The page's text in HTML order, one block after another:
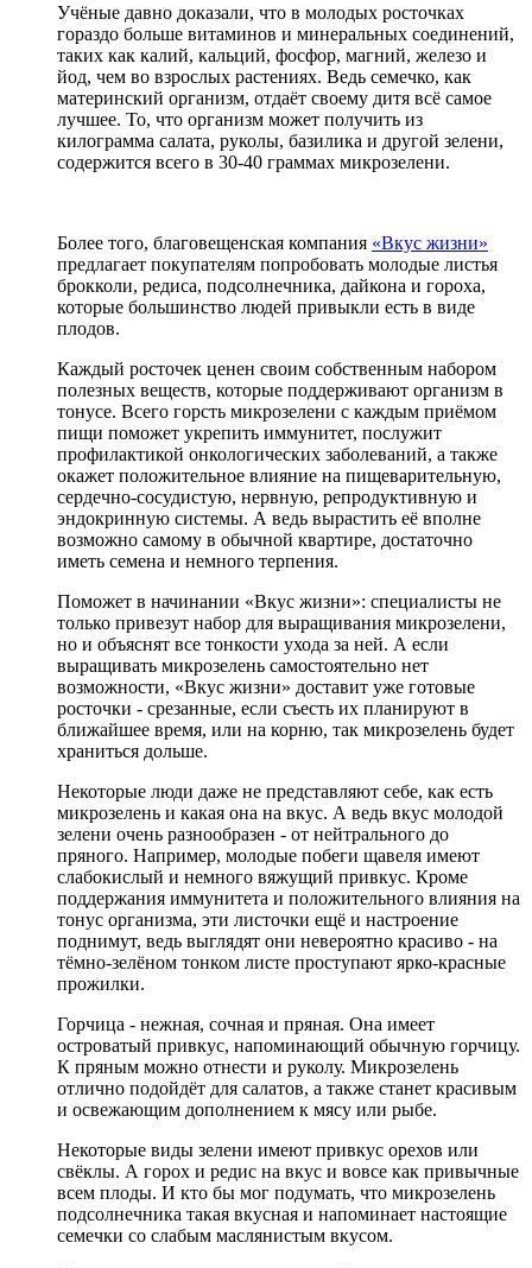
Учёные давно доказали, что в молодых росточках
гораздо больше витаминов и минеральных соединений,
таких как калий, кальций, фосфор, магний, железо и
йод, чем во взрослых растениях. Ведь семечко, как
материнский организм, отдаёт своему дитя всё самое
лучшее. То, что организм может получить из
килограмма салата, руколы, базилика и другой зелени,
содержится всего в 30-40 граммах микрозелени.
Более того, благовещенская компания «Вкус жизни»
предлагает покупателям попробовать молодые листья
брокколи, редиса, подсолнечника, дайкона и гороха,
которые большинство людей привыкли есть в виде
плодов.
Каждый росточек ценен своим собственным набором
полезных веществ, которые поддерживают организм в
тонусе. Всего горсть микрозелени с каждым приёмом
пищи поможет укрепить иммунитет, послужит
профилактикой онкологических заболеваний, а также
окажет положительное влияние на пищеварительную,
сердечно-сосудистую, нервную, репродуктивную и
эндокринную системы. А ведь вырастить её вполне
возможно самому в обычной квартире, достаточно
иметь семена и немного терпения.
Поможет в начинании «Вкус жизни»: специалисты не
только привезут набор для выращивания микрозелени,
но и объяснят все тонкости ухода за ней. А если
выращивать микрозелень самостоятельно нет
возможности, «Вкус жизни» доставит уже готовые
росточки - срезанные, если съесть их планируют в
ближайшее время, или на корню, так микрозелень будет
храниться дольше.
Некоторые люди даже не представляют себе, как есть
микрозелень и какая она на вкус. А ведь вкус молодой
зелени очень разнообразен - от нейтрального до
пряного. Например, молодые побеги щавеля имеют
слабокислый и немного вяжущий привкус. Кроме
поддержания иммунитета и положительного влияния на
тонус организма, эти листочки ещё и настроение
поднимут, ведь выглядят они невероятно красиво - на
тёмно-зелёном тонком листе проступают ярко-красные
прожилки.
Горчица - нежная, сочная и пряная. Она имеет
островатый привкус, напоминающий обычную горчицу.
К пряным можно отнести и руколу. Микрозелень
отлично подойдёт для салатов, а также станет красивым
и освежающим дополнением к мясу или рыбе.
Некоторые виды зелени имеют привкус орехов или
свёклы. А горох и редис на вкус и вовсе как привычные
всем плоды. И кто бы мог подумать, что микрозелень
подсолнечника такая вкусная и напоминает настоящие
семечки со слабым маслянистым вкусом.